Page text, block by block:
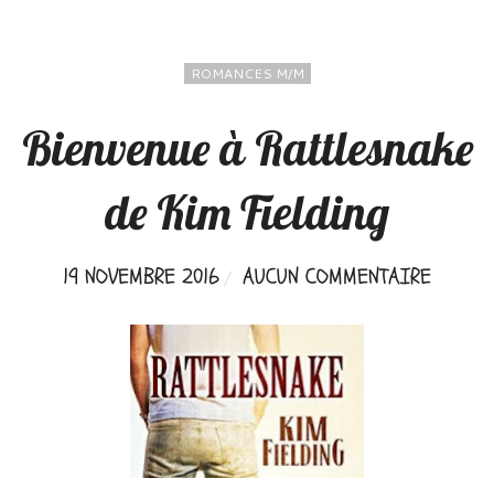
ROMANCES M/M
Bienvenue à Rattlesnake
de Kim Fielding
19 NOVEMBRE 2016 AUCUN COMMENTAIRE